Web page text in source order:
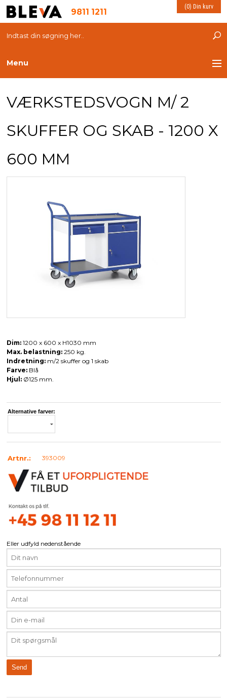
9811 1211 (0) Din kurv
Menu
MILJØ OG VELFÆRD
VÆRKSTEDSVOGN M/ 2
SKUFFER OG SKAB - 1200 X
600 MM
Dim: 1200 x 600 x H1030 mm
Max. belastning:250 kg.
Indretning:m/2 skuffer og 1 skab
Farve: Blå
Hjul: Ø125 mm.
Alternative farver:
Artnr.: 393009
Eller udfyld nedenstående